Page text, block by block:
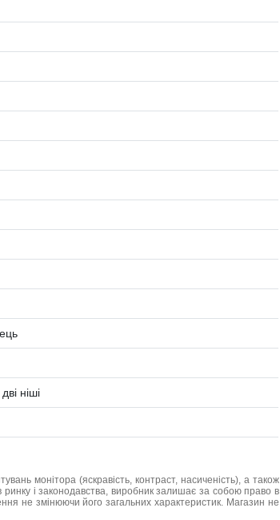
ніші
монітора (яскравість, контраст, насиченість), а також
ринку і законодавства, виробник залишає за собою право в
не змінюючи його загальних характеристик. Магазин не